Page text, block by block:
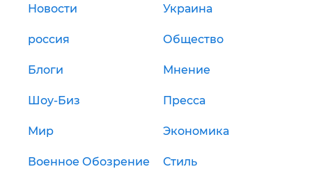
Новости Украина
россия Общество
Блоги Мнение
Шоу-Биз Пресса
Мир Экономика
Военное Обозрение Стиль